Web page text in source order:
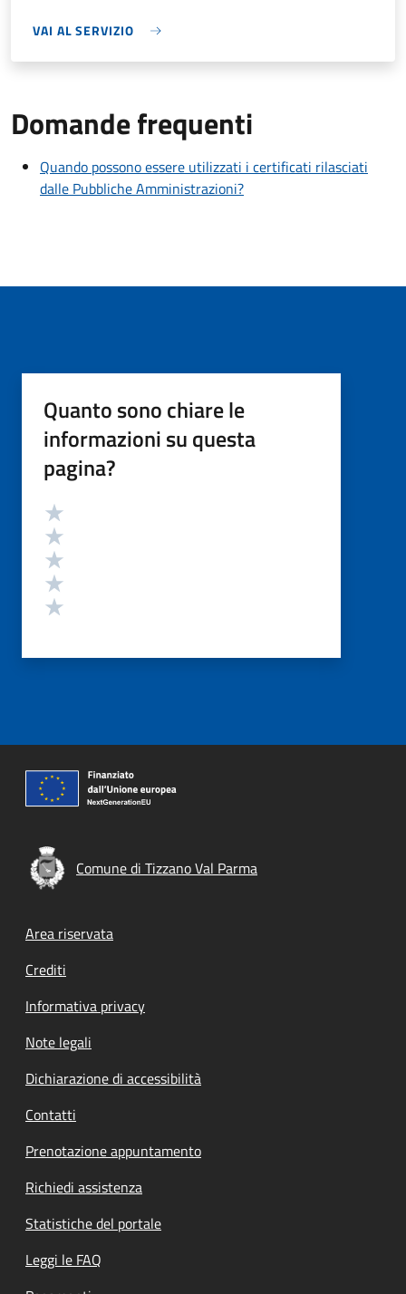
VAI AL SERVIZIO
Domande frequenti
Quando possono essere utilizzati i certificati rilasciati
dalle Pubbliche Amministrazioni?
Quanto sono chiare le
informazioni su questa
pagina?
Valutazione
Comune di Tizzano Val Parma
Footer menu
Area riservata
Crediti
Informativa privacy
Note legali
Dichiarazione di accessibilità
Contatti
Prenotazione appuntamento
Richiedi assistenza
Statistiche del portale
Leggi le FAQ